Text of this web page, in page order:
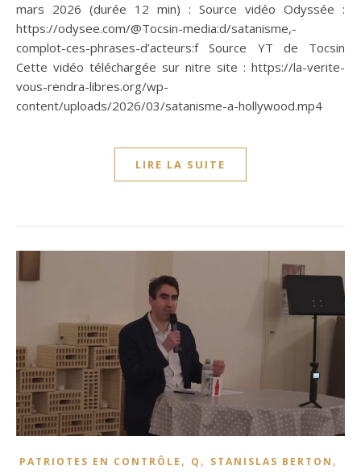
mars 2026 (durée 12 min) : Source vidéo Odyssée :
https://odysee.com/@Tocsin-media:d/satanisme,-
complot-ces-phrases-d’acteurs:f Source YT de Tocsin
Cette vidéo téléchargée sur nitre site : https://la-verite-
vous-rendra-libres.org/wp-
content/uploads/2026/03/satanisme-a-hollywood.mp4
LIRE LA SUITE
PATRIOTES EN CONTRÔLE , Q , STANISLAS BERTON ,